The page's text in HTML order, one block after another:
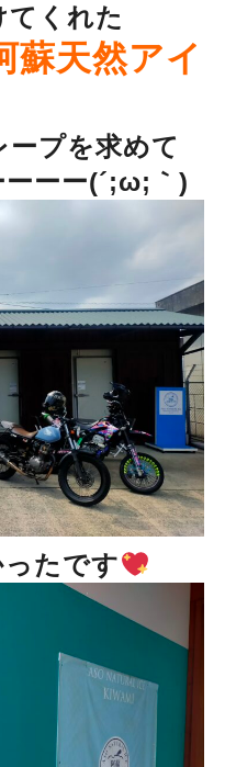
てくれた
蘇天然アイ
プを求めて
ーー(´;ω;｀)
たです